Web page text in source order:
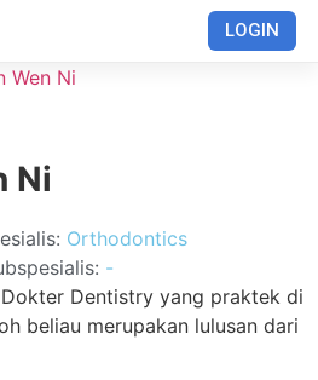
LOGIN
Wen Ni
Ni
Orthodontics
-
Dentistry yang praktek di
beliau merupakan lulusan dari